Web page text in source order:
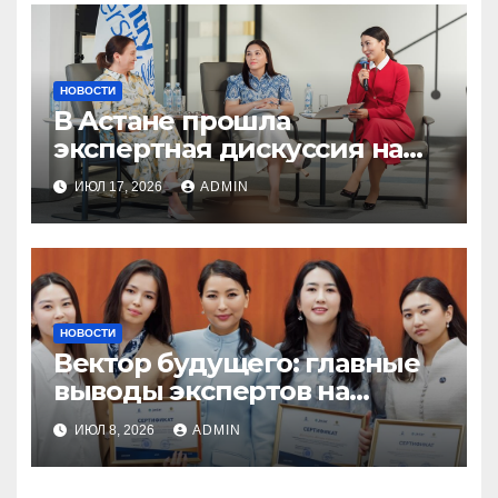
НОВОСТИ
В Астане прошла
экспертная дискуссия на
тему «Молодежь Казахстана
в эпоху цифровых
изменений»
ИЮЛ 17, 2026 ADMIN
НОВОСТИ
Вектор будущего: главные
выводы экспертов на
акселераторе «Jastar
Research Hub»
ИЮЛ 8, 2026 ADMIN